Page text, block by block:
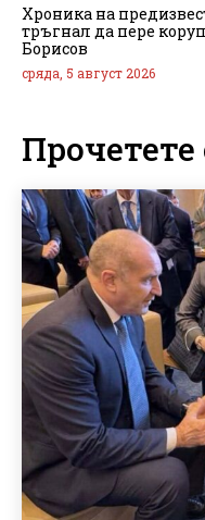
Хроника на
тръгнал да пере
Борисов
сряда, 5 август 2026